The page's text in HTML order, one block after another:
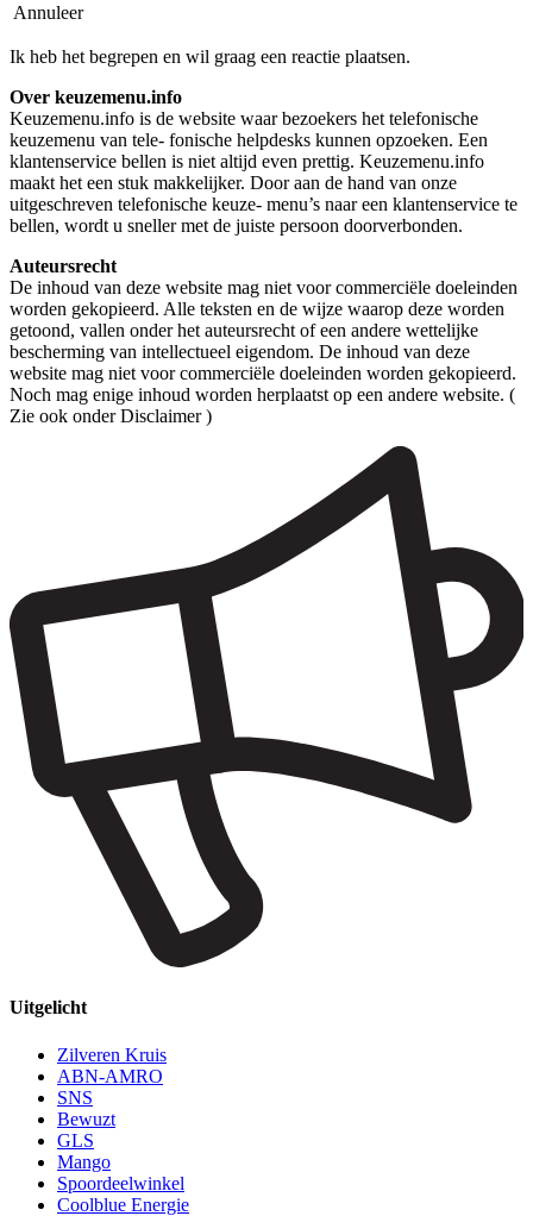
Annuleer
Ik heb het begrepen en wil graag een reactie plaatsen.
Over keuzemenu.info
Keuzemenu.info is de website waar bezoekers het telefonische
keuzemenu van tele- fonische helpdesks kunnen opzoeken. Een
klantenservice bellen is niet altijd even prettig. Keuzemenu.info
maakt het een stuk makkelijker. Door aan de hand van onze
uitgeschreven telefonische keuze- menu’s naar een klantenservice te
bellen, wordt u sneller met de juiste persoon doorverbonden.
Auteursrecht
De inhoud van deze website mag niet voor commerciële doeleinden
worden gekopieerd. Alle teksten en de wijze waarop deze worden
getoond, vallen onder het auteursrecht of een andere wettelijke
bescherming van intellectueel eigendom. De inhoud van deze
website mag niet voor commerciële doeleinden worden gekopieerd.
Noch mag enige inhoud worden herplaatst op een andere website. (
Zie ook onder Disclaimer )
Uitgelicht
Zilveren Kruis
ABN-AMRO
SNS
Bewuzt
GLS
Mango
Spoordeelwinkel
Coolblue Energie